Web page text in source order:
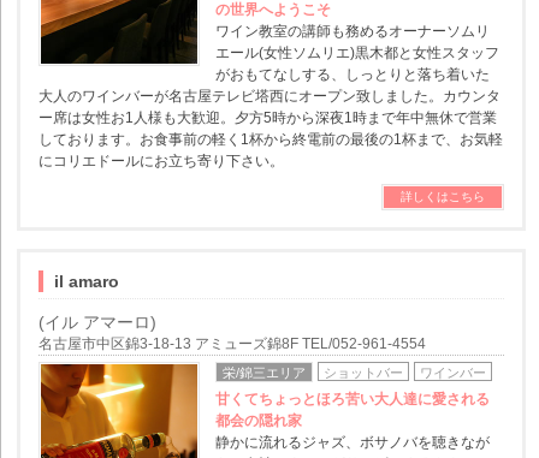
の世界へようこそ
ワイン教室の講師も務めるオーナーソムリ
エール(女性ソムリエ)黒木都と女性スタッフ
がおもてなしする、しっとりと落ち着いた
大人のワインバーが名古屋テレビ塔西にオープン致しました。カウンタ
ー席は女性お1人様も大歓迎。夕方5時から深夜1時まで年中無休で営業
しております。お食事前の軽く1杯から終電前の最後の1杯まで、お気軽
にコリエドールにお立ち寄り下さい。
詳しくはこちら
il amaro
(イル アマーロ)
名古屋市中区錦3-18-13 アミューズ錦8F TEL/052-961-4554
栄/錦三エリア ショットバー ワインバー
甘くてちょっとほろ苦い大人達に愛される
都会の隠れ家
静かに流れるジャズ、ボサノバを聴きなが